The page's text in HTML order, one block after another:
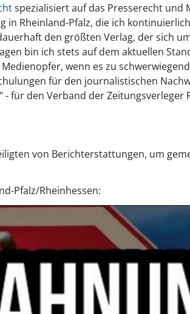
spezialisiert auf das Presserecht und
Rheinland-Pfalz, die ich
den größten Verlag, der sich
bin ich stets auf dem aktuellen
wenn es zu
für den journalistischen
für den Verband der Zeitungsverleger
von Berichterstattungen, um
Pfalz/Rheinhessen: